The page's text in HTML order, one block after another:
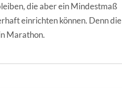
die aber ein Mindestmaß
einrichten können. Denn die
Marathon.